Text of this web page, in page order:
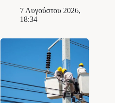
7 Αυγούστου 2026,
18:34